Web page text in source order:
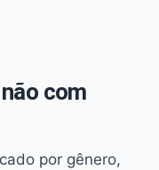
com
por gênero,